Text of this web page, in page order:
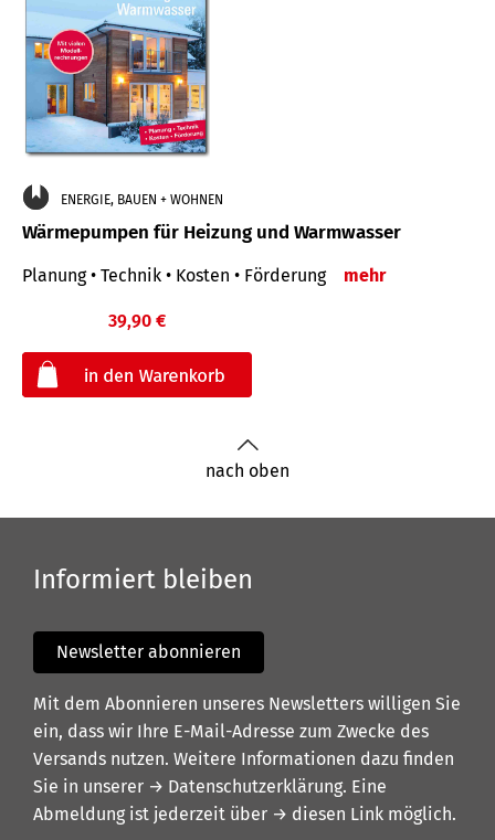
ENERGIE, BAUEN + WOHNEN
Wärmepumpen für Heizung und Warmwasser
Planung • Technik • Kosten • Förderung mehr
39,90 €
nach oben
Informiert bleiben
Newsletter abonnieren
Mit dem Abonnieren unseres Newsletters willigen Sie
ein, dass wir Ihre E-Mail-Adresse zum Zwecke des
Versands nutzen. Weitere Informationen dazu finden
Sie in unserer → Datenschutzerklärung. Eine
Abmeldung ist jederzeit über → diesen Link möglich.